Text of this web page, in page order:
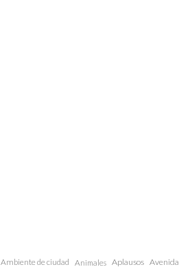
Ambiente de ciudad Animales Aplausos Avenida